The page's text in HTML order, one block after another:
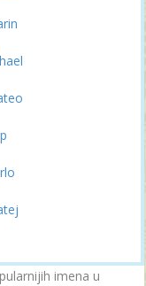
imena u